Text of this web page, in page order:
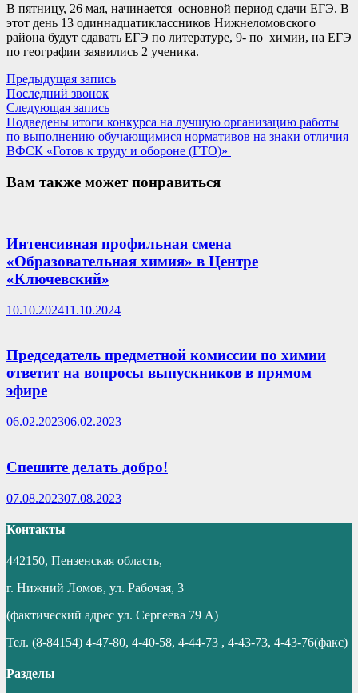
В пятницу, 26 мая, начинается основной период сдачи ЕГЭ. В
этот день 13 одиннадцатиклассников Нижнеломовского
района будут сдавать ЕГЭ по литературе, 9- по химии, на ЕГЭ
по географии заявились 2 ученика.
Навигация
по
записям
Предыдущая записьПредыдущая
Последний звонок
Следующая записьСледующая
запись:
Подведены итоги конкурса на лучшую организацию работы
по выполнению обучающимися нормативов на знаки отличия
ВФСК «Готов к труду и обороне (ГТО)»
Вам также может понравиться
Интенсивная профильная смена
«Образовательная химия» в Центре
«Ключевский»
10.10.202411.10.2024
Председатель предметной комиссии по химии
ответит на вопросы выпускников в прямом
эфире
06.02.202306.02.2023
Спешите делать добро!
07.08.202307.08.2023
Контакты
442150, Пензенская область,
г. Нижний Ломов, ул. Рабочая, 3
(фактический адрес ул. Сергеева 79 А)
Тел. (8-84154) 4-47-80, 4-40-58, 4-44-73 , 4-43-73, 4-43-76(факс)
Разделы